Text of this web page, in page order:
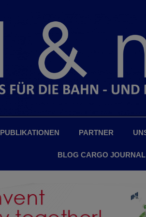
PUBLIKATIONEN PARTNER
BLOG CARGO JOURNAL